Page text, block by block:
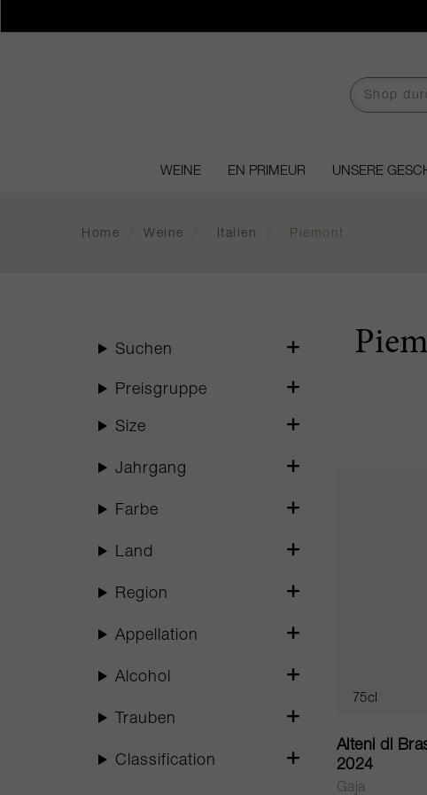
WEINE EN PRIMEUR UNSERE
Home Weine Italien Piemont
75cl
Alteni di
2024
Gaja
Suchen
Preisgruppe
Size
Jahrgang
Farbe
Land
Region
Appellation
Alcohol
Trauben
Classification